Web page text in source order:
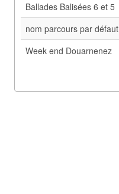
Ballades Balisées 6 et 5
nom parcours par défaut
Week end Douarnenez